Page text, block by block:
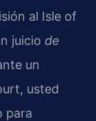
al Isle of
juicio de
un
usted
para